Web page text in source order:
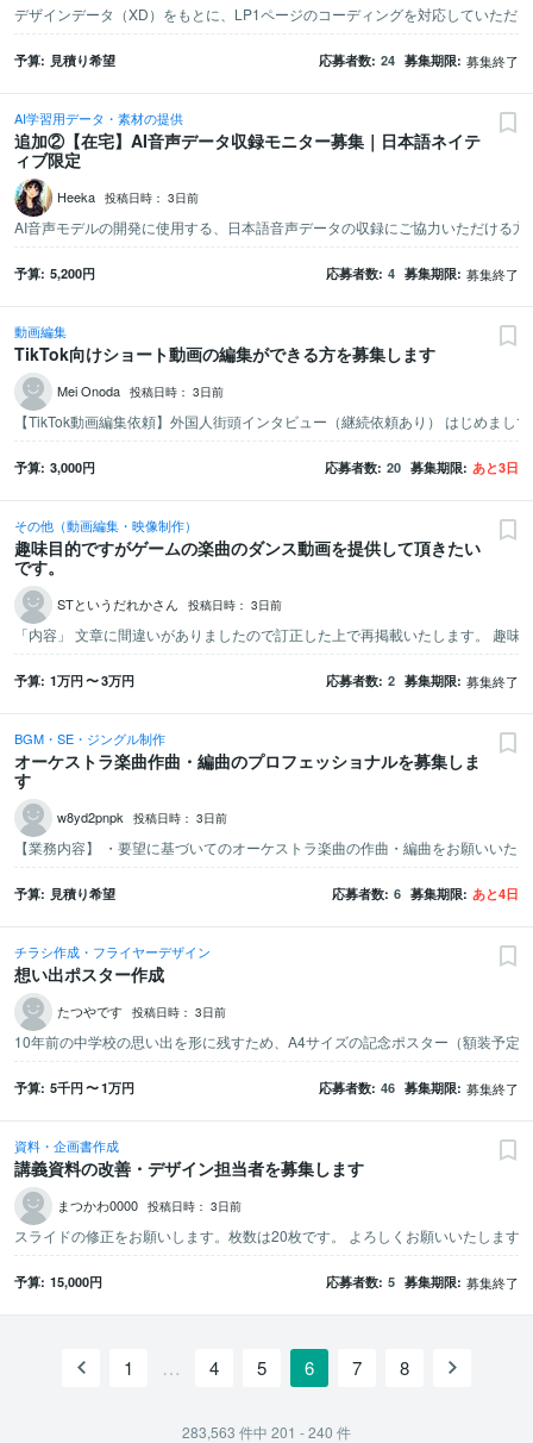
予算 見積り希望 応募者数 24 募集期限 募集終了
AI学習用データ・素材の提供
追加②【在宅】AI音声データ収録モニター募集｜日本語ネイテ
ィブ限定
Heeka 投稿日時： 3日前
予算 5,200円 応募者数 4 募集期限 募集終了
動画編集
TikTok向けショート動画の編集ができる方を募集します
Mei Onoda 投稿日時： 3日前
予算 3,000円 応募者数 20 募集期限 あと3日
その他（動画編集・映像制作）
趣味目的ですがゲームの楽曲のダンス動画を提供して頂きたい
です。
STというだれかさん 投稿日時： 3日前
予算 1万円〜3万円 応募者数 2 募集期限 募集終了
BGM・SE・ジングル制作
オーケストラ楽曲作曲・編曲のプロフェッショナルを募集しま
す
w8yd2pnpk 投稿日時： 3日前
予算 見積り希望 応募者数 6 募集期限 あと4日
チラシ作成・フライヤーデザイン
想い出ポスター作成
10年前の中学校の思い出を形に残すため、A4サイズの記念ポスター（額装予
たつやです 投稿日時： 3日前
予算 5千円〜1万円 応募者数 46 募集期限 募集終了
資料・企画書作成
講義資料の改善・デザイン担当者を募集します
まつかわ0000 投稿日時： 3日前
予算 15,000円 応募者数 5 募集期限 募集終了
1 … 4 5 6 7 8
283,563 件中 201 - 240 件